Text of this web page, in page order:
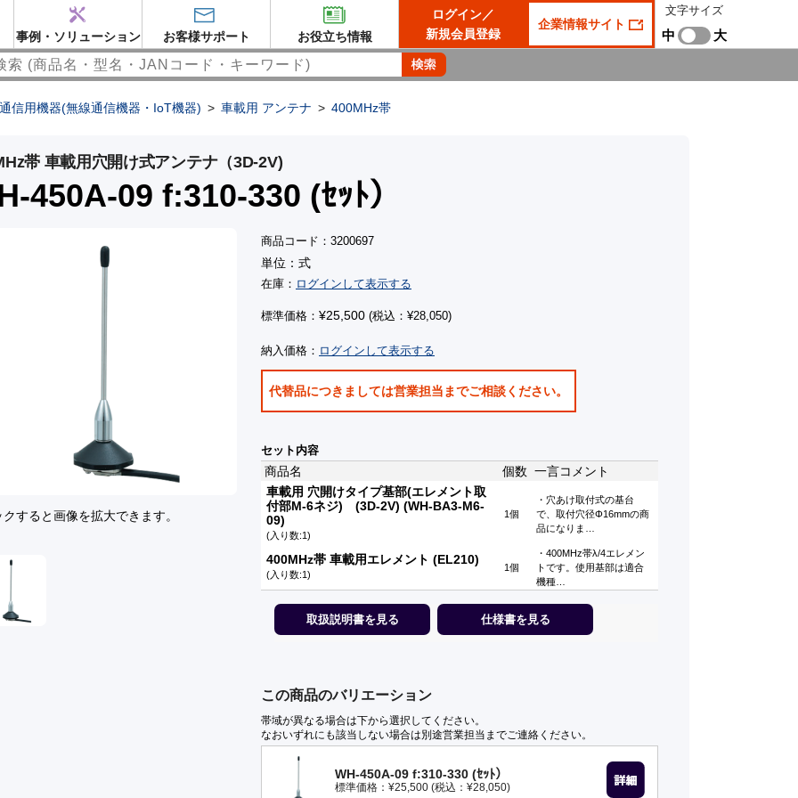
事例・ソリューション お客様サポート お役立ち情報
ログイン／
新規会員登録
企業情報サイト
文字サイズ
中 大
通信用機器(無線通信機器・IoT機器) > 車載用 アンテナ > 400MHz帯
帯 車載用穴開け式アンテナ（3D-2V)
450A-09 f:310-330 (ｾｯﾄ）
すると画像を拡大できます。
商品コード：3200697
単位：式
在庫： ログインして表示する
標準価格： ¥25,500 (税込：¥28,050)
納入価格： ログインして表示する
セット内容
商品名 個数 一言コメント
車載用 穴開けタイプ基部(エレメント取
付部M-6ネジ) (3D-2V) (WH-BA3-M6-
09)
(入り数:1)
1個
・穴あけ取付式の基台
で、取付穴径Φ16mmの商
品になりま…
400MHz帯 車載用エレメント (EL210)
(入り数:1)
1個
・400MHz帯λ/4エレメン
トです。使用基部は適合
機種…
取扱説明書を見る 仕様書を見る
この商品のバリエーション
帯域が異なる場合は下から選択してください。
なおいずれにも該当しない場合は別途営業担当までご連絡ください。
WH-450A-09 f:310-330 (ｾｯﾄ）
標準価格：¥25,500 (税込：¥28,050)